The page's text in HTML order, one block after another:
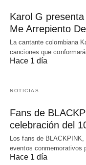
Karol G
Me Arrepiento
La cantante colombiana
canciones que
Hace 1 día
NOTICIAS
Fans de
celebración del
Los fans de
eventos conmemorativos
Hace 1 día